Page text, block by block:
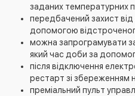
заданих температурних
передбачений захист
допомогою
можна запрограмувати
який час доби за
після відключення
рестарт зі збереженням
преміальний пульт